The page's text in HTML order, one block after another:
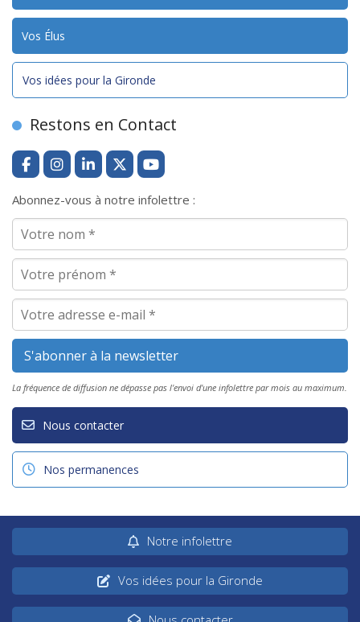
Vos Élus
Vos idées pour la Gironde
Restons en Contact
Abonnez-vous à notre infolettre :
La fréquence de diffusion ne dépasse pas l'envoi d'une infolettre par mois au maximum.
Nous contacter
Nos permanences
Notre infolettre
Vos idées pour la Gironde